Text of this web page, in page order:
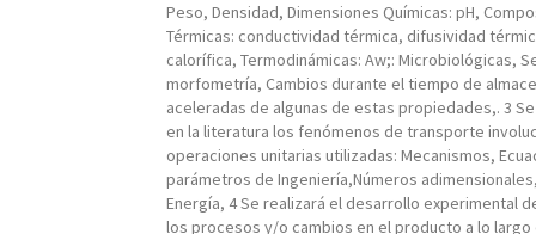
Peso, Densidad, Dimensiones Químicas: pH,
Térmicas: conductividad térmica, difusividad
calorífica, Termodinámicas: Aw;: Microbiológicas,
morfometría, Cambios durante el tiempo de
aceleradas de algunas de estas propiedades,. 3
en la literatura los fenómenos de transporte
operaciones unitarias utilizadas: Mecanismos,
parámetros de Ingeniería,Números
Energía, 4 Se realizará el desarrollo experimental
los procesos y/o cambios en el producto a lo largo